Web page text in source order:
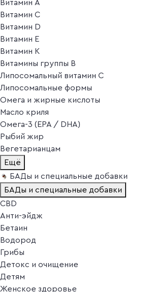
Витамин A
Витамин C
Витамин D
Витамин E
Витамин K
Витамины группы B
Липосомальный витамин C
Липосомальные формы
Омега и жирные кислоты
Масло криля
Омега-3 (EPA / DHA)
Рыбий жир
Вегетарианцам
Ещё
БАДы и специальные добавки
БАДы и специальные добавки
CBD
Анти-эйдж
Бетаин
Водород
Грибы
Детокс и очищение
Детям
Женское здоровье